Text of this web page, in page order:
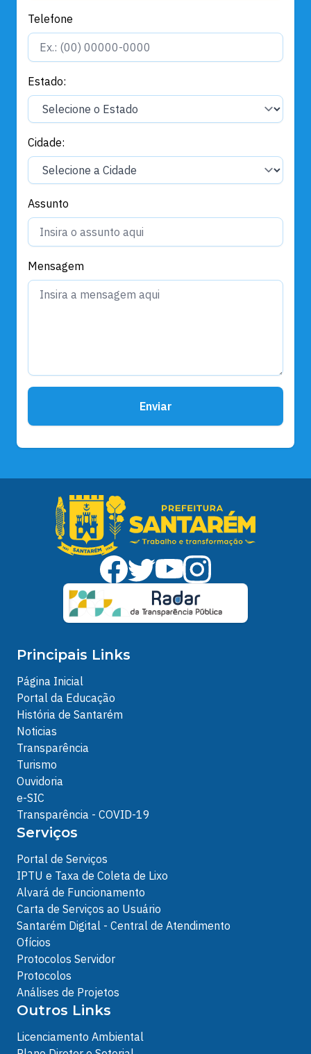
Telefone
Estado:
Cidade:
Assunto
Mensagem
Enviar
Principais Links
Página Inicial
Portal da Educação
História de Santarém
Noticias
Transparência
Turismo
Ouvidoria
e-SIC
Transparência - COVID-19
Serviços
Portal de Serviços
IPTU e Taxa de Coleta de Lixo
Alvará de Funcionamento
Carta de Serviços ao Usuário
Santarém Digital - Central de Atendimento
Ofícios
Protocolos Servidor
Protocolos
Análises de Projetos
Outros Links
Licenciamento Ambiental